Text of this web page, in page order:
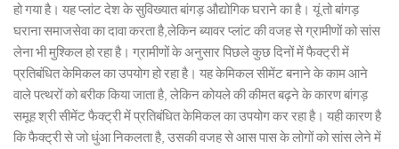
हो गया है। यह प्लांट देश के सुविख्यात बांगड़ औद्योगिक घराने का है। यूं तो बांगड़
घराना समाजसेवा का दावा करता है,लेकिन ब्यावर प्लांट की वजह से ग्रामीणों को सांस
लेना भी मुश्किल हो रहा है। ग्रामीणों के अनुसार पिछले कुछ दिनों में फैक्ट्री में
प्रतिबंधित केमिकल का उपयोग हो रहा है। यह केमिकल सीमेंट बनाने के काम आने
वाले पत्थरों को बरीक किया जाता है, लेकिन कोयले की कीमत बढ़ने के कारण बांगड़
समूह श्री सीमेंट फैक्ट्री में प्रतिबंधित केमिकल का उपयोग कर रहा है। यही कारण है
कि फैक्ट्री से जो धुंआ निकलता है, उसकी वजह से आस पास के लोगों को सांस लेने में